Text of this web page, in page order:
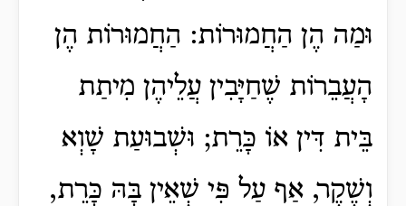
וּמַה הֶן הַחֲמוּרוֹת: הַחֲמוּרוֹת הֶן
הָעֲבֵרוֹת שֶׁחַיָּבִין עֲלֵיהֶן מִיתַת
בֵּית דִּין אוֹ כָּרֵת; וּשְׁבוּעַת שָׁוְא
וְשֶׁקֶר, אַף עַל פִּי שְׁאֵין בָּהּ כָּרֵת,